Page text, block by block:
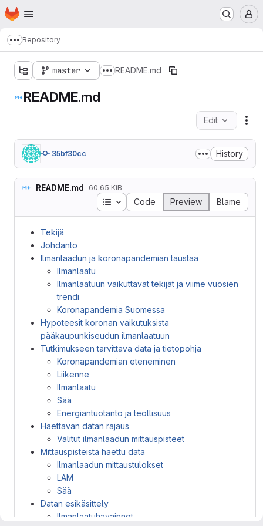
Skip to main content
Homepage
Show more breadcrumbs
Repository
master Show more breadcrumbs
README.md
README.md
Edit
35bf30cc History
README.md 60.65 KiB
Table of contents
Code Preview Blame
Tekijä
Johdanto
Ilmanlaadun ja koronapandemian taustaa
Ilmanlaatu
Ilmanlaatuun vaikuttavat tekijät ja viime vuosien
trendi
Koronapandemia Suomessa
Hypoteesit koronan vaikutuksista
pääkaupunkiseudun ilmanlaatuun
Tutkimukseen tarvittava data ja tietopohja
Koronapandemian eteneminen
Liikenne
Ilmanlaatu
Sää
Energiantuotanto ja teollisuus
Haettavan datan rajaus
Valitut ilmanlaadun mittauspisteet
Mittauspisteistä haettu data
Ilmanlaadun mittaustulokset
LAM
Sää
Datan esikäsittely
Ilmanlaatuhavainnot